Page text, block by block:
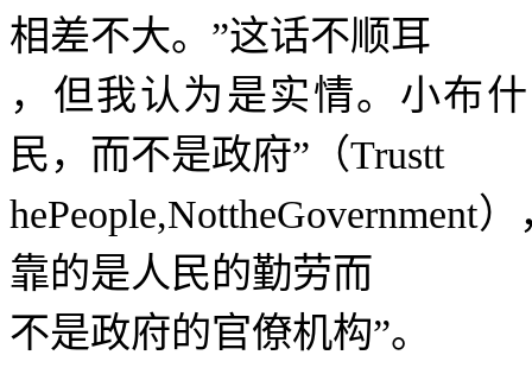
相差不大。 ”这话不顺耳
，但我认为是实情。小布
民，而不是政府” （Trustt
hePeople,NottheGovernment）
靠的是人民的勤劳而
不是政府的官僚机构”。